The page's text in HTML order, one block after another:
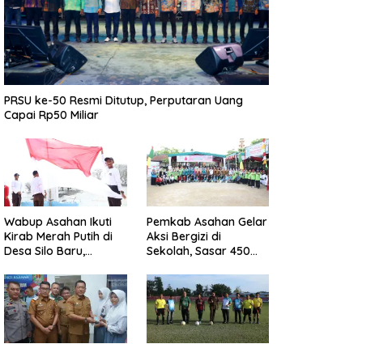
PRSU ke-50 Resmi Ditutup, Perputaran Uang
Capai Rp50 Miliar
Wabup Asahan Ikuti
Kirab Merah Putih di
Desa Silo Baru,
Menggema
Pemkab Asahan Gelar
Aksi Bergizi di
Sekolah, Sasar 450
Stunting